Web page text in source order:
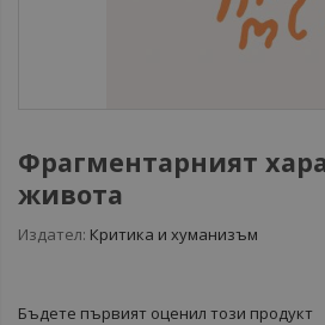
Фрагментарният
живота
Издател: Критика и хуманизъм
Бъдете първият оценил този продукт